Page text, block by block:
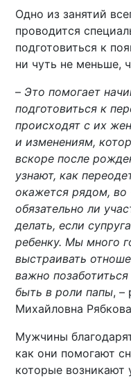
Одно из занятий
проводится
подготовиться к
ни чуть не меньше,
– Это помогает
подготовиться к
происходят с их
и изменениям,
вскоре после
узнают, как
окажется рядом, во
обязательно ли
делать, если
ребенку. Мы много
выстраивать
важно
быть в роли папы, –
Михайловна
Мужчины
как они помогают
которые возникают